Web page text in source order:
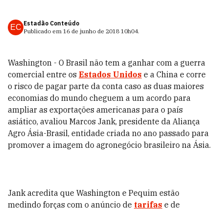
EC Estadão Conteúdo
Publicado em 16 de junho de 2018 10h04.
Washington - O Brasil não tem a ganhar com a guerra
comercial entre os Estados Unidos e a China e corre
o risco de pagar parte da conta caso as duas maiores
economias do mundo cheguem a um acordo para
ampliar as exportações americanas para o país
asiático, avaliou Marcos Jank, presidente da Aliança
Agro Ásia-Brasil, entidade criada no ano passado para
promover a imagem do agronegócio brasileiro na Ásia.
Jank acredita que Washington e Pequim estão
medindo forças com o anúncio de tarifas e de